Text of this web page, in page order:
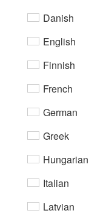
Danish
English
Finnish
French
German
Greek
Hungarian
Italian
Latvian